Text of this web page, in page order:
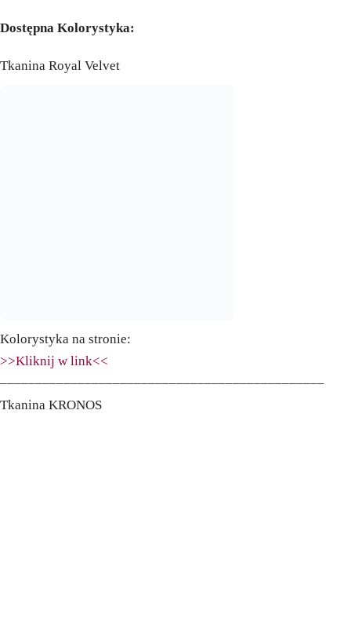
Dostępna Kolorystyka:
Tkanina Royal Velvet
Kolorystyka na stronie:
>>Kliknij w link<<
––––––––––––––––––––––––––––––––––––––––––––––
Tkanina KRONOS